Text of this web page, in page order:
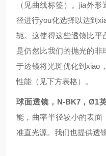
（见曲线标签）。jia外形
径进行you化选择以达到
轭。这使得这些透镜比平
是仍然比我们的抛光的非
于透镜将光斑优化到xiao
性能（见下方表格）。
球面透镜，N-BK7，Ø1
能，曲率半径较小的表面
准直光源。我们也提供透